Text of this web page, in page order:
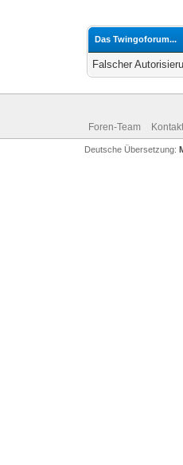
Das Twingoforum...
Falscher
Foren-Team Kontakt
Deutsche Übersetzung: